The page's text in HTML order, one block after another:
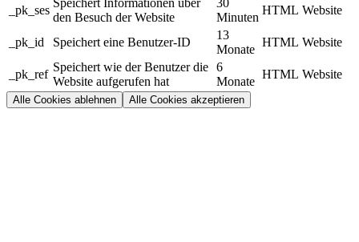
_pk_ses
Speichert Informationen über
den Besuch der Website
30
Minuten
HTML Website
_pk_id Speichert eine Benutzer-ID
13
Monate
HTML Website
_pk_ref
Speichert wie der Benutzer die
Website aufgerufen hat
6
Monate
HTML Website
Alle Cookies ablehnen Alle Cookies akzeptieren